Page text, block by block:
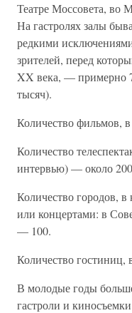
Театре Моссовета,
На гастролях залы
редкими
зрителей, перед
XX века, — примерно
тысяч).
Количество фильмов,
Количество
интервью) — около
Количество городов,
или концертами: в
— 100.
Количество
В молодые годы
гастроли и